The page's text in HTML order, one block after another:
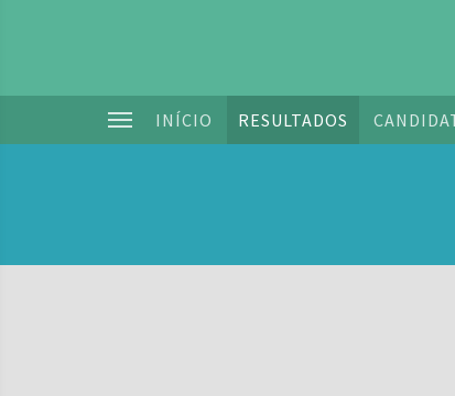
INÍCIO RESULTADOS